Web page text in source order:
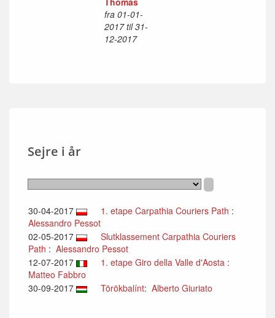
fra 01-01-
2017 til 31-
12-2017
Sejre i år
30-04-2017 1. etape Carpathia Couriers Path :
Alessandro Pessot
02-05-2017
Slutklassement Carpathia Couriers
Path : Alessandro Pessot
12-07-2017
1. etape Giro della Valle d'Aosta :
Matteo Fabbro
30-09-2017
Törökbalínt: Alberto Giuriato